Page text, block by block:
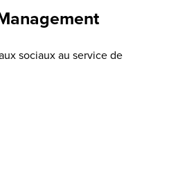
sociaux au service de